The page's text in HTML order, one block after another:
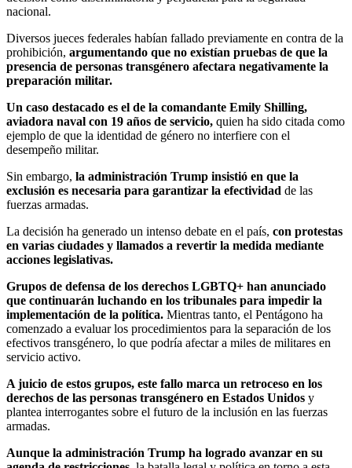
nacional.
Diversos jueces federales habían fallado previamente en contra de la
prohibición, argumentando que no existían pruebas de que la
presencia de personas transgénero afectara negativamente la
preparación militar.
Un caso destacado es el de la comandante Emily Shilling,
aviadora naval con 19 años de servicio, quien ha sido citada como
ejemplo de que la identidad de género no interfiere con el
desempeño militar.
Sin embargo, la administración Trump insistió en que la
exclusión es necesaria para garantizar la efectividad de las
fuerzas armadas.
La decisión ha generado un intenso debate en el país, con protestas
en varias ciudades y llamados a revertir la medida mediante
acciones legislativas.
Grupos de defensa de los derechos LGBTQ+ han anunciado
que continuarán luchando en los tribunales para impedir la
implementación de la política. Mientras tanto, el Pentágono ha
comenzado a evaluar los procedimientos para la separación de los
efectivos transgénero, lo que podría afectar a miles de militares en
servicio activo.
A juicio de estos grupos, este fallo marca un retroceso en los
derechos de las personas transgénero en Estados Unidos y
plantea interrogantes sobre el futuro de la inclusión en las fuerzas
armadas.
Aunque la administración Trump ha logrado avanzar en su